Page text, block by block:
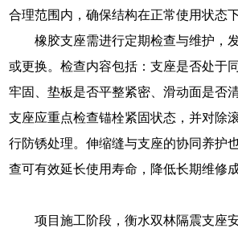
合理范围内，确保结构在正常使用状态
橡胶支座需进行定期检查与维护，
或更换。检查内容包括：支座是否处于
牢固、垫板是否平整紧密、滑动面是否
支座应重点检查锚栓紧固状态，并对除
行防锈处理。伸缩缝与支座的协同养护
查可有效延长使用寿命，降低长期维修成
项目施工阶段，衡水双林隔震支座